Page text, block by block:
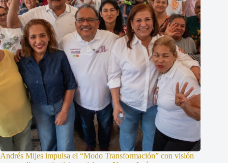
Andrés Mijes impulsa el “Modo Transformación” con visión